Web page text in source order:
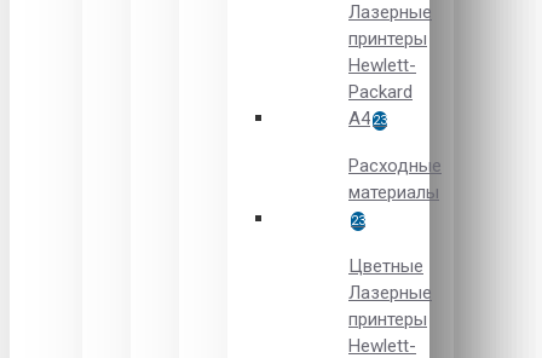
Лазерные
принтеры
Hewlett-
Packard
A423
Расходные
материалы
23
Цветные
Лазерные
принтеры
Hewlett-